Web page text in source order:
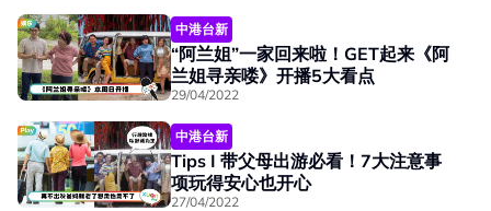
中港台新
“阿兰姐”一家回来啦！GET起来《阿
兰姐寻亲喽》开播5大看点
29/04/2022
中港台新
Tips I 带父母出游必看！7大注意事
项玩得安心也开心
27/04/2022